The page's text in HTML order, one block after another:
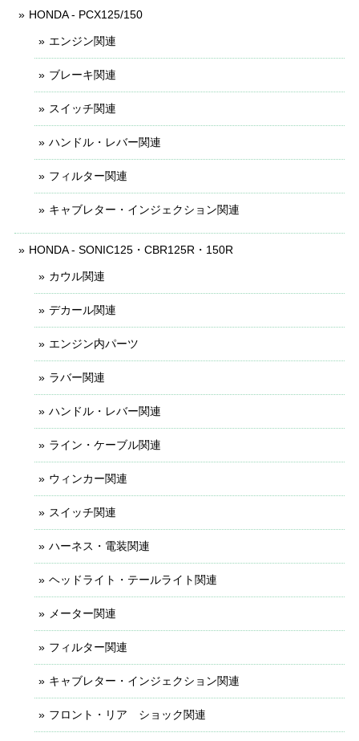
HONDA - PCX125/150
エンジン関連
ブレーキ関連
スイッチ関連
ハンドル・レバー関連
フィルター関連
キャブレター・インジェクション関連
HONDA - SONIC125・CBR125R・150R
カウル関連
デカール関連
エンジン内パーツ
ラバー関連
ハンドル・レバー関連
ライン・ケーブル関連
ウィンカー関連
スイッチ関連
ハーネス・電装関連
ヘッドライト・テールライト関連
メーター関連
フィルター関連
キャブレター・インジェクション関連
フロント・リア ショック関連